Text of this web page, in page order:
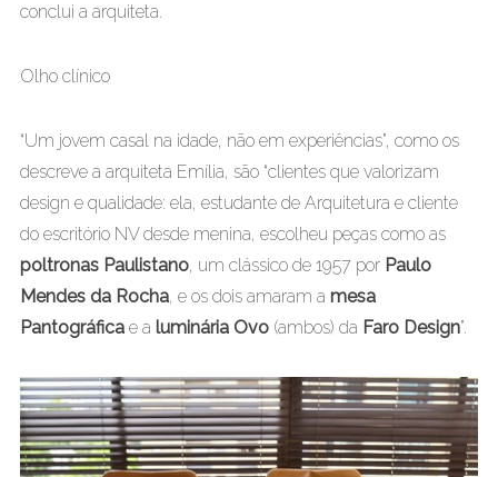
conclui a arquiteta.
Olho clínico
“Um jovem casal na idade, não em experiências”, como os
descreve a arquiteta Emília, são “clientes que valorizam
design e qualidade: ela, estudante de Arquitetura e cliente
do escritório NV desde menina, escolheu peças como as
poltronas Paulistano, um clássico de 1957 por Paulo
Mendes da Rocha, e os dois amaram a mesa
Pantográficae a luminária Ovo(ambos) da Faro Design”.